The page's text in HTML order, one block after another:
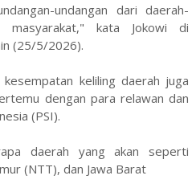
undangan dari daerah-
kata Jokowi di
(25/5/2026).
kesempatan keliling daerah juga
dengan para relawan dan
(PSI).
daerah yang akan seperti
(NTT), dan Jawa Barat